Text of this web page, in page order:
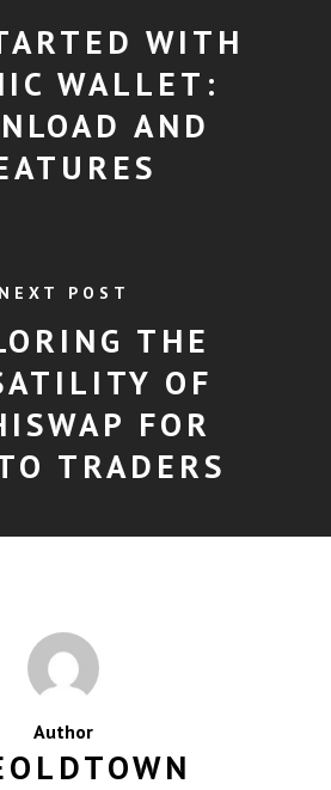
WITH
WALLET:
AND
NEXT POST
THE
OF
FOR
TRADERS
Author